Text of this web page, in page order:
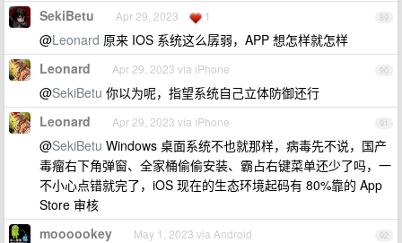
89
SekiBetu Apr 29, 2023 1
@Leonard 原来 IOS 系统这么孱弱，APP 想怎样就怎样
90
Leonard Apr 29, 2023 via iPhone
@SekiBetu 你以为呢，指望系统自己立体防御还行
91
Leonard Apr 29, 2023 via iPhone
@SekiBetu Windows 桌面系统不也就那样，病毒先不说，国产
毒瘤右下角弹窗、全家桶偷偷安装、霸占右键菜单还少了吗，一
不小心点错就完了，iOS 现在的生态环境起码有 80%靠的 App
Store 审核
92
moooookey May 1, 2023 via Android